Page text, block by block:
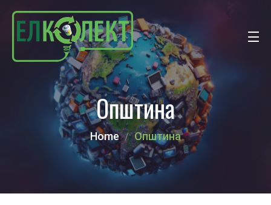
Oпштина
Home Oпштина